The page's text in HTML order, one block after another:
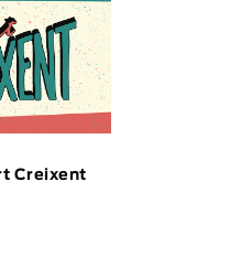
Creixent